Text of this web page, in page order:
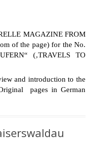
MAGAZINE FROM
of the page) for the No.
(‚TRAVELS TO
and introduction to the
pages in German